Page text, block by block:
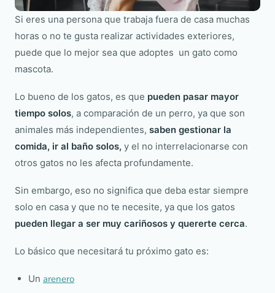
Si eres una persona que trabaja fuera de casa muchas
horas o no te gusta realizar actividades exteriores,
puede que lo mejor sea que adoptes un gato como
mascota.
Lo bueno de los gatos, es que pueden pasar mayor
tiempo solos, a comparación de un perro, ya que son
animales más independientes, saben gestionar la
comida, ir al baño solos, y el no interrelacionarse con
otros gatos no les afecta profundamente.
Sin embargo, eso no significa que deba estar siempre
solo en casa y que no te necesite, ya que los gatos
pueden llegar a ser muy cariñosos y quererte cerca.
Lo básico que necesitará tu próximo gato es:
Un arenero